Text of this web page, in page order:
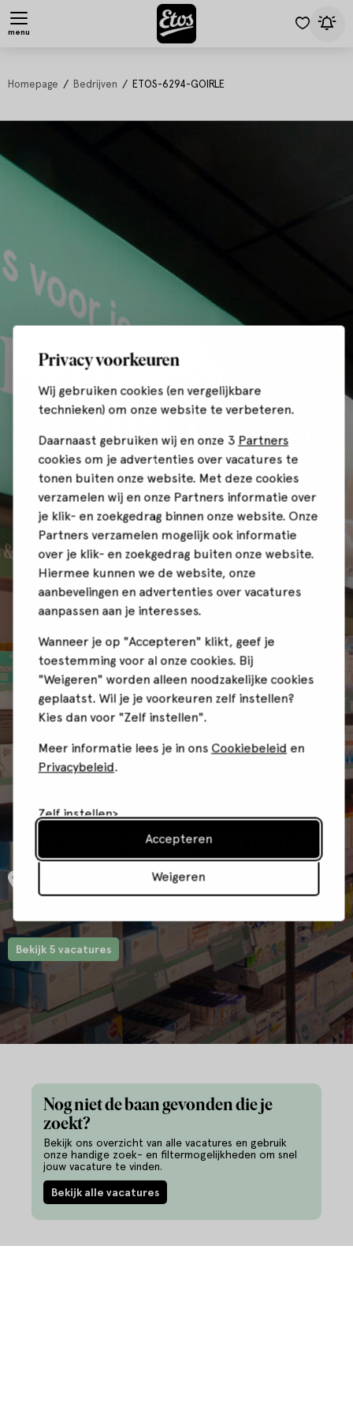
Privacy voorkeuren
Wij gebruiken cookies (en vergelijkbare
technieken) om onze website te verbeteren.
Daarnaast gebruiken wij en onze 3 Partners
cookies om je advertenties over vacatures te
tonen buiten onze website. Met deze cookies
verzamelen wij en onze Partners informatie over
je klik- en zoekgedrag binnen onze website. Onze
Partners verzamelen mogelijk ook informatie
over je klik- en zoekgedrag buiten onze website.
Hiermee kunnen we de website, onze
aanbevelingen en advertenties over vacatures
aanpassen aan je interesses.
Wanneer je op "Accepteren" klikt, geef je
toestemming voor al onze cookies. Bij
"Weigeren" worden alleen noodzakelijke cookies
geplaatst. Wil je je voorkeuren zelf instellen?
Kies dan voor "Zelf instellen".
Meer informatie lees je in ons Cookiebeleid en
Privacybeleid.
Zelf instellen
Weigeren
Accepteren
menu
Homepage Bedrijven ETOS-6294-GOIRLE
ETOS-6294-GOIRLE
De Hovel 14, Goirle
Bekijk 5 vacatures
Nog niet de baan gevonden die je
zoekt?
Bekijk ons overzicht van alle vacatures en gebruik
onze handige zoek- en filtermogelijkheden om snel
jouw vacature te vinden.
Bekijk alle vacatures